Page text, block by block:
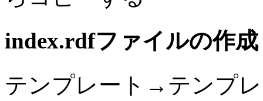
index.rdfファイルの作成
テンプレート→テンプ